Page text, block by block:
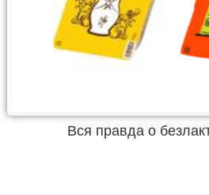
Вся правда о